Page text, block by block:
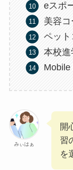
eスポ
美容コ
ペット
本校進
Mobile
みぃはぁ
開
習
を